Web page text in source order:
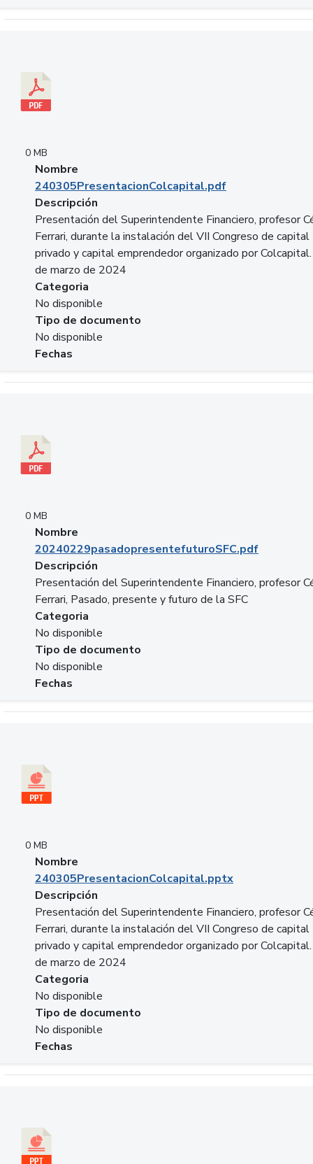
0 MB
Nombre
240305PresentacionColcapital.pdf
Descripción
Presentación del Superintendente Financiero, profesor
Ferrari, durante la instalación del VII Congreso de capital
privado y capital emprendedor organizado por
de marzo de 2024
Categoria
No disponible
Tipo de documento
No disponible
Fechas
0 MB
Nombre
20240229pasadopresentefuturoSFC.pdf
Descripción
Presentación del Superintendente Financiero, profesor
Ferrari, Pasado, presente y futuro de la SFC
Categoria
No disponible
Tipo de documento
No disponible
Fechas
0 MB
Nombre
240305PresentacionColcapital.pptx
Descripción
Presentación del Superintendente Financiero, profesor
Ferrari, durante la instalación del VII Congreso de capital
privado y capital emprendedor organizado por
de marzo de 2024
Categoria
No disponible
Tipo de documento
No disponible
Fechas